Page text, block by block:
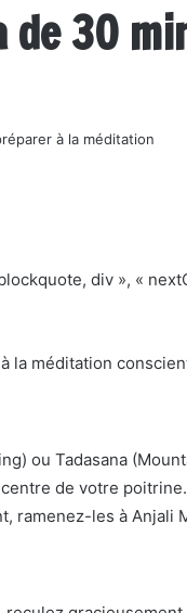
de 30
div », «
la méditation
ou Tadasana
de votre
ramenez-les à Anjali